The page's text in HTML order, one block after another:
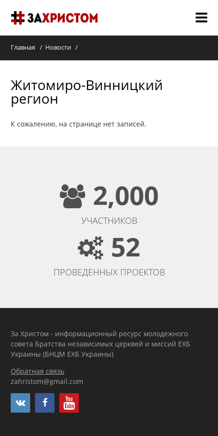
О НАС
СЛУЖЕНИЯ
Главная Новости
Житомиро-Винницкий
регион
К сожалению, на странице нет записей.
2,000
УЧАСТНИКОВ
52
ПРОВЕДЕННЫХ ПРОЕКТОВ
За Христом - информационный ресурс молодежного
совета Братства независимых церквей и миссий ЕХБ
Украины (БНЦМ ЕХБ Украины)
Обратная связь
zahristom@gmail.com